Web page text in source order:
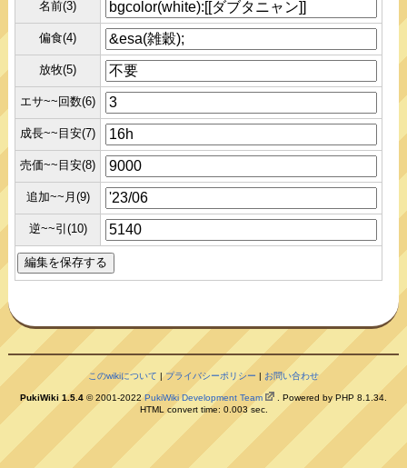
名前(3)
偏食(4)
放牧(5)
エサ~~回数(6)
成長~~目安(7)
売価~~目安(8)
追加~~月(9)
逆~~引(10)
このwikiについて |プライバシーポリシー | お問い合わせ
PukiWiki 1.5.4 © 2001-2022PukiWiki Development Team
. Powered by PHP 8.1.34.
HTML convert time: 0.003 sec.